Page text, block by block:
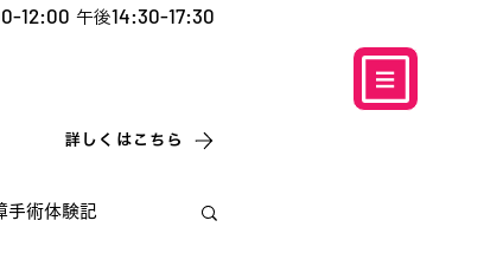
12:00 午後14:30-17:30
詳しくはこちら
手術体験記